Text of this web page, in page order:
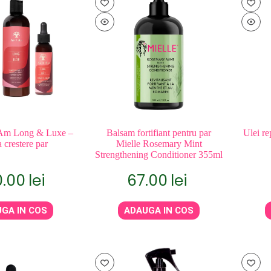
Long & Luxe –
crestere par
lei
IN COS
Balsam fortifiant pentru par
Mielle Rosemary Mint
Strengthening Conditioner 355ml
67.00 lei
ADAUGA IN COS
Ulei